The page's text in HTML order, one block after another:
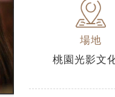
場地
桃園光影文